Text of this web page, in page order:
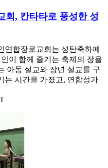
회, 칸타타로 풍성한 성
연합장로교회는 성탄축하예
이 함께 즐기는 축제의 장을
아동 설교와 장년 설교를 구
는 시간을 가졌고, 연합성가